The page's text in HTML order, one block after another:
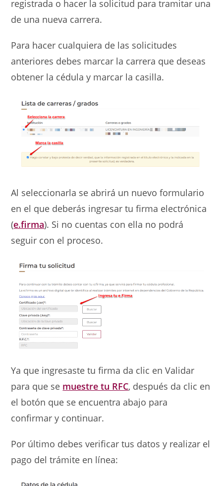
registrada o hacer la solicitud para tramitar una
de una nueva carrera.
Para hacer cualquiera de las solicitudes
anteriores debes marcar la carrera que deseas
obtener la cédula y marcar la casilla.
Al seleccionarla se abrirá un nuevo formulario
en el que deberás ingresar tu firma electrónica
(e.firma). Si no cuentas con ella no podrá
seguir con el proceso.
Ya que ingresaste tu firma da clic en Validar
para que se muestre tu RFC, después da clic en
el botón que se encuentra abajo para
confirmar y continuar.
Por último debes verificar tus datos y realizar el
pago del trámite en línea: